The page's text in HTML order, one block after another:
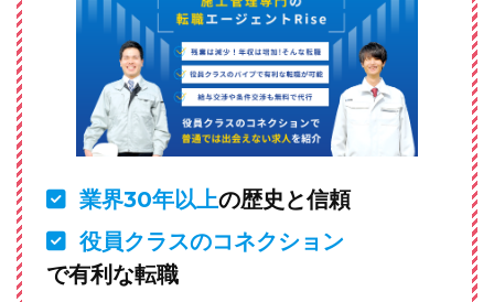
業界30年以上の歴史と信頼
役員クラスのコネクション
で有利な転職